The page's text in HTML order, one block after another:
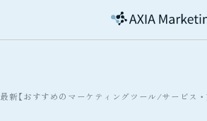
新【おすすめのマーケティングツール/サービス